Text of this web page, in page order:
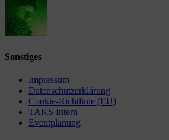
Sonstiges
Impressum
Datenschutzerklärung
Cookie-Richtlinie (EU)
TAKS Intern
Eventplanung